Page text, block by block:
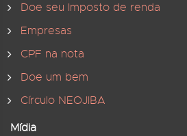
Doe seu Imposto de renda
Empresas
CPF na nota
Doe um bem
Círculo NEOJIBA
Mídia